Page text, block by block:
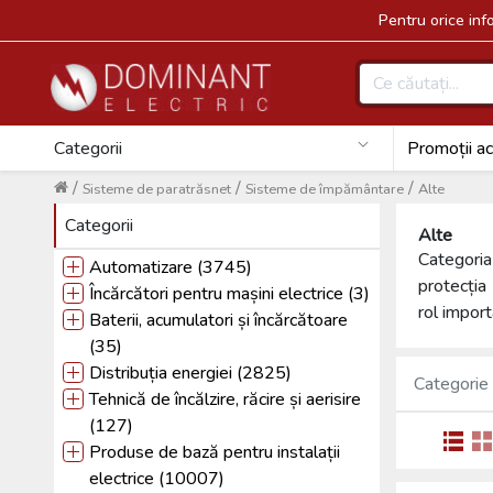
Pentru orice
Categorii Promoții
Alte
/
Sisteme de împământare
/
Sisteme de paratrăsnet
/
Categorii
Automatizare (3745)
Încărcători pentru mașini electrice (3)
Baterii, acumulatori și încărcătoare
(35)
Distribuția energiei (2825)
Tehnică de încălzire, răcire și aerisire
(127)
Produse de bază pentru instalații
electrice (10007)
Alte
Categoria
protecția
rol
Categorie